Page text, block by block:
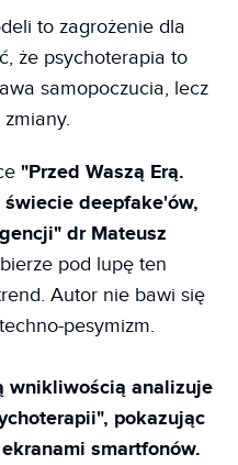
to zagrożenie dla
że psychoterapia to
samopoczucia, lecz
"Przed Waszą Erą.
deepfake'ów,
dr Mateusz
pod lupę ten
Autor nie bawi się
pesymizm.
wnikliwością analizuje
pokazując
smartfonów.